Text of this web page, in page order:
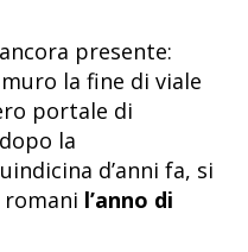
presente:
la fine di viale
portale di
la
d’anni fa, si
l’anno di